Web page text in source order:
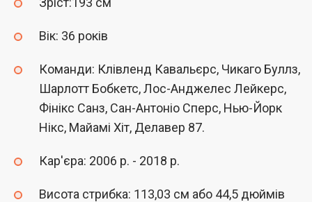
Вік: 36 років
Команди: Клівленд Кавальєрс, Чикаго Буллз,
Шарлотт Бобкетс, Лос-Анджелес Лейкерс,
Фінікс Санз, Сан-Антоніо Сперс, Нью-Йорк
Нікс, Майамі Хіт, Делавер 87.
Кар'єра: 2006 р. - 2018 р.
Висота стрибка: 113,03 см або 44,5 дюймів